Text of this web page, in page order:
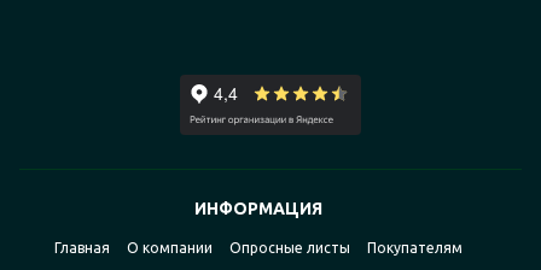
ИНФОРМАЦИЯ
Главная О компании Опросные листы
Покупателям